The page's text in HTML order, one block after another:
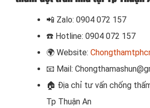
📲 Zalo: 0904 072 157
☎️ Hotline: 0904 072 157
🌍 Website:
📧 Mail:
🏠 Địa chỉ tư vấn chống
Tp Thuận An